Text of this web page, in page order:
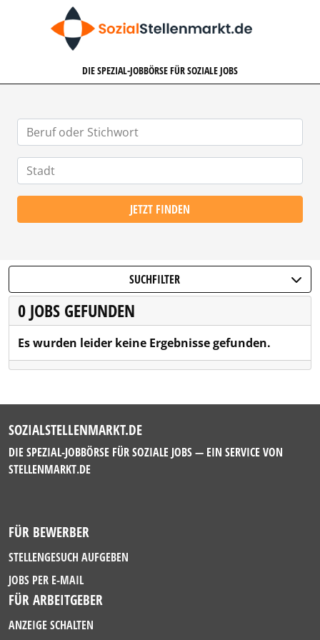
DIE SPEZIAL-JOBBÖRSE FÜR SOZIALE JOBS
JETZT FINDEN
SUCHFILTER
0 JOBS GEFUNDEN
Es wurden leider keine Ergebnisse gefunden.
SOZIALSTELLENMARKT.DE
DIE SPEZIAL-JOBBÖRSE FÜR SOZIALE JOBS — EIN SERVICE VON
STELLENMARKT.DE
FÜR BEWERBER
STELLENGESUCH AUFGEBEN
JOBS PER E-MAIL
FÜR ARBEITGEBER
ANZEIGE SCHALTEN